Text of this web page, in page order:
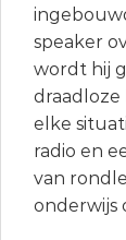
speaker
wordt hij
elke
radio en
van
onderwijs